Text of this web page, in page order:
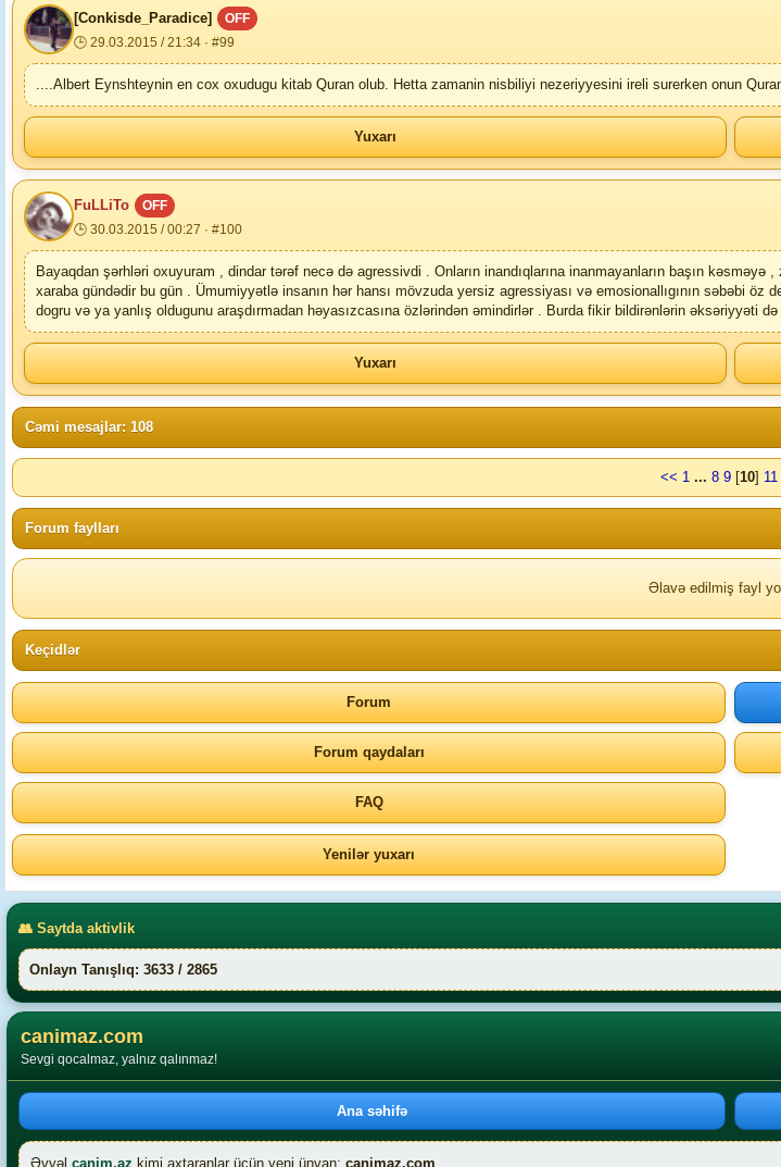
[Conkisde_Paradice]
OFF
🕒 29.03.2015 / 21:34 · #99
....Albert Eynshteynin en cox oxudugu kitab Quran olub. Hetta zamanin nisbiliyi nezeriyyesini ireli surerken onun
Yuxarı
FuLLiTo
OFF
🕒 30.03.2015 / 00:27 · #100
Bayaqdan şərhləri oxuyuram , dindar tərəf necə də agressivdi . Onların inandıqlarına inanmayanların başın
xaraba gündədir bu gün . Ümumiyyətlə insanın hər hansı mövzuda yersiz agressiyası və emosionallıgının səbəbi
dogru və ya yanlış oldugunu araşdırmadan həyasızcasına özlərindən əmindirlər . Burda fikir bildirənlərin əksəriyyəti
Yuxarı
Cəmi mesajlar: 108
<< 1 ... 8 9 [10] 11
Forum faylları
Əlavə edilmiş fayl
Keçidlər
Forum
Forum qaydaları
FAQ
Yenilər yuxarı
👥 Saytda aktivlik
Onlayn Tanışlıq: 3633 / 2865
canimaz.com
Sevgi qocalmaz, yalnız qalınmaz!
Ana səhifə
Əvvəl canim.az kimi axtaranlar üçün yeni ünvan: canimaz.com